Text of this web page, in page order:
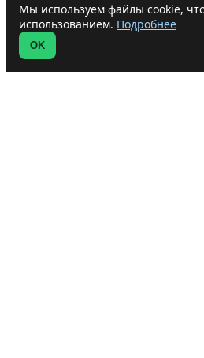
Мы используем файлы cookie,
использованием. Подробнее
OK